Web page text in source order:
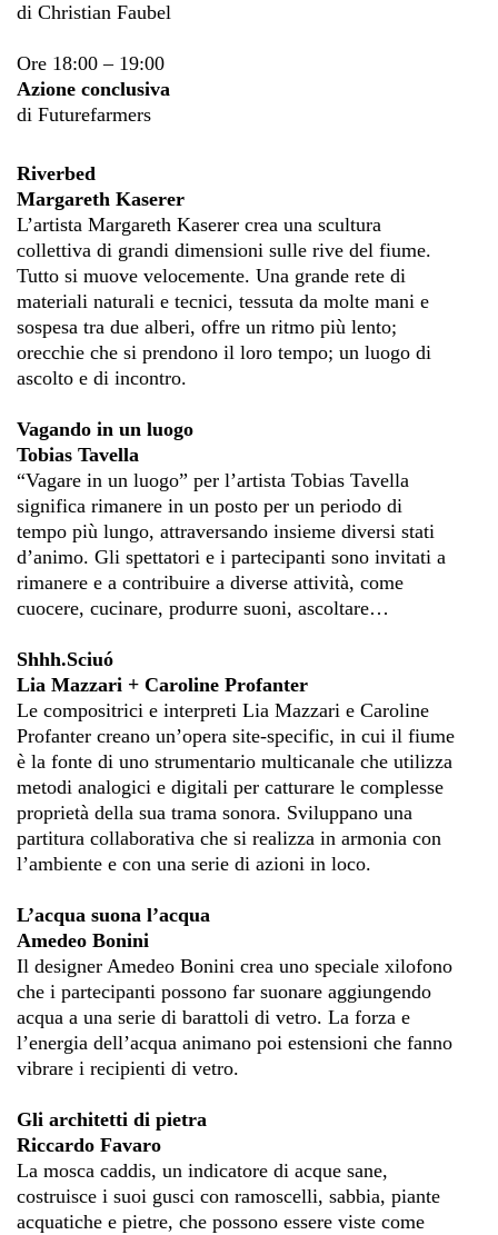
di Christian Faubel
Ore 18:00 – 19:00
Azione conclusiva
di Futurefarmers
Riverbed
Margareth Kaserer
L’artista Margareth Kaserer crea una scultura
collettiva di grandi dimensioni sulle rive del fiume.
Tutto si muove velocemente. Una grande rete di
materiali naturali e tecnici, tessuta da molte mani e
sospesa tra due alberi, offre un ritmo più lento;
orecchie che si prendono il loro tempo; un luogo di
ascolto e di incontro.
Vagando in un luogo
Tobias Tavella
“Vagare in un luogo” per l’artista Tobias Tavella
significa rimanere in un posto per un periodo di
tempo più lungo, attraversando insieme diversi stati
d’animo. Gli spettatori e i partecipanti sono invitati a
rimanere e a contribuire a diverse attività, come
cuocere, cucinare, produrre suoni, ascoltare…
Shhh.Sciuó
Lia Mazzari + Caroline Profanter
Le compositrici e interpreti Lia Mazzari e Caroline
Profanter creano un’opera site-specific, in cui il fiume
è la fonte di uno strumentario multicanale che utilizza
metodi analogici e digitali per catturare le complesse
proprietà della sua trama sonora. Sviluppano una
partitura collaborativa che si realizza in armonia con
l’ambiente e con una serie di azioni in loco.
L’acqua suona l’acqua
Amedeo Bonini
Il designer Amedeo Bonini crea uno speciale xilofono
che i partecipanti possono far suonare aggiungendo
acqua a una serie di barattoli di vetro. La forza e
l’energia dell’acqua animano poi estensioni che fanno
vibrare i recipienti di vetro.
Gli architetti di pietra
Riccardo Favaro
La mosca caddis, un indicatore di acque sane,
costruisce i suoi gusci con ramoscelli, sabbia, piante
acquatiche e pietre, che possono essere viste come